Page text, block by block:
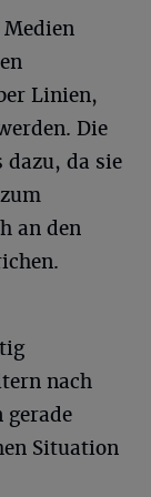
Linien,
Die
dazu, da sie
an den
nach
gerade
Situation